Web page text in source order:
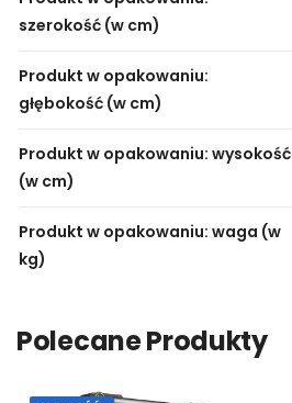
szerokość (w cm)
Produkt w opakowaniu:
głębokość (w cm)
Produkt w opakowaniu: wysokość
(w cm)
Produkt w opakowaniu: waga (w
kg)
Polecane Produkty